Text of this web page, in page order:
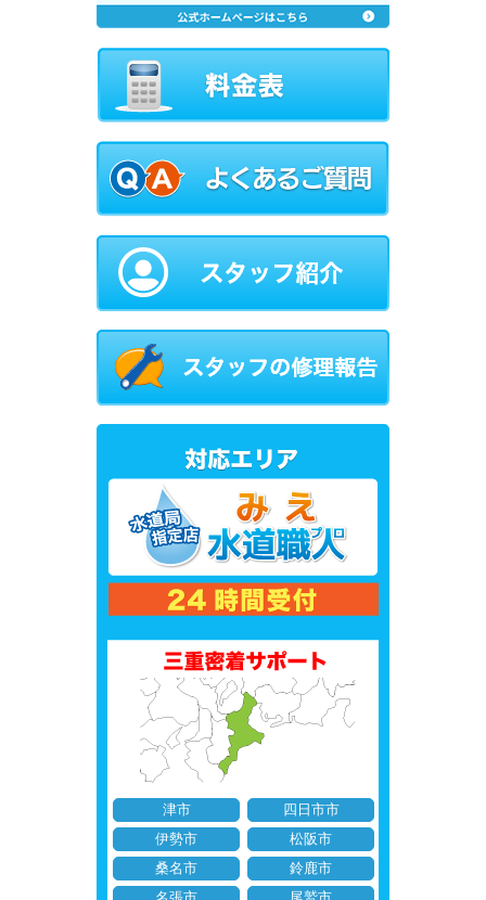
津市
四日市市
伊勢市
松阪市
桑名市
鈴鹿市